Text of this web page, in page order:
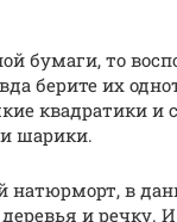
бумаги, то
берите их
квадратики и
шарики.
натюрморт, в
и речку.